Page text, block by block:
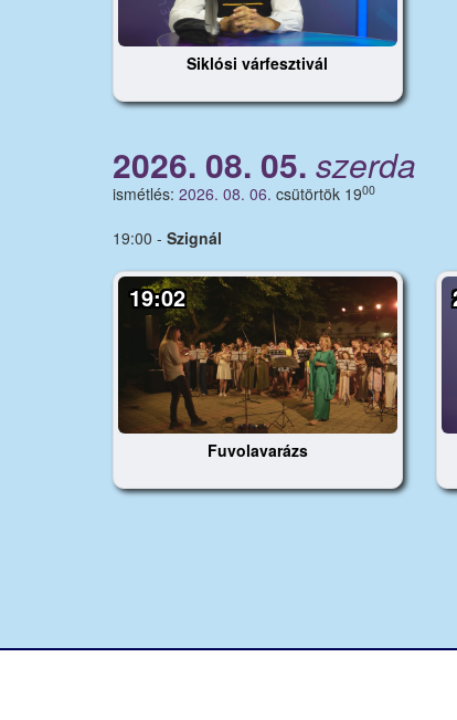
Siklósi várfesztivál
2026. 08. 05. szerda
ismétlés: 2026. 08. 06. csütörtök 1900
19:00 - Szignál
Fuvolavarázs
19:02